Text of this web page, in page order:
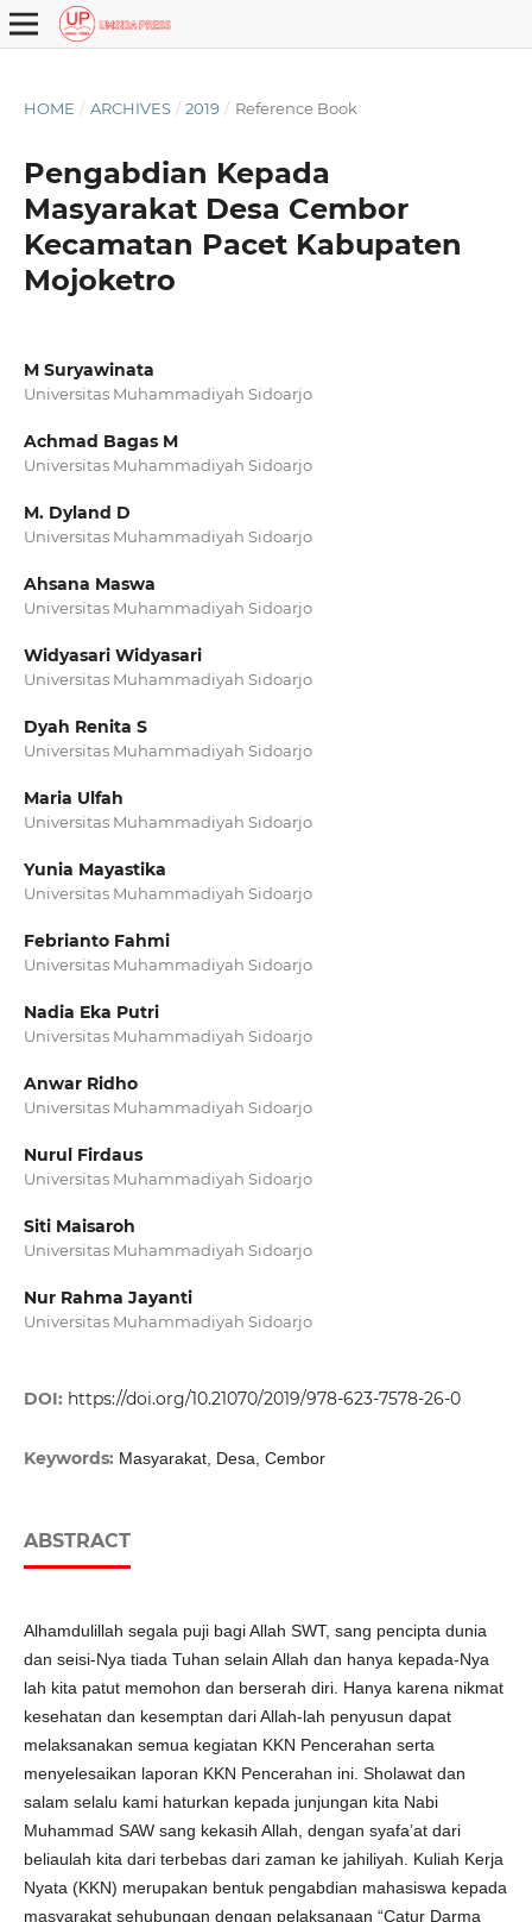
HOME / ARCHIVES / 2019 / Reference Book
Pengabdian Kepada
Masyarakat Desa Cembor
Kecamatan Pacet Kabupaten
Mojoketro
M Suryawinata
Universitas Muhammadiyah Sidoarjo
Achmad Bagas M
Universitas Muhammadiyah Sidoarjo
M. Dyland D
Universitas Muhammadiyah Sidoarjo
Ahsana Maswa
Universitas Muhammadiyah Sidoarjo
Widyasari Widyasari
Universitas Muhammadiyah Sidoarjo
Dyah Renita S
Universitas Muhammadiyah Sidoarjo
Maria Ulfah
Universitas Muhammadiyah Sidoarjo
Yunia Mayastika
Universitas Muhammadiyah Sidoarjo
Febrianto Fahmi
Universitas Muhammadiyah Sidoarjo
Nadia Eka Putri
Universitas Muhammadiyah Sidoarjo
Anwar Ridho
Universitas Muhammadiyah Sidoarjo
Nurul Firdaus
Universitas Muhammadiyah Sidoarjo
Siti Maisaroh
Universitas Muhammadiyah Sidoarjo
Nur Rahma Jayanti
Universitas Muhammadiyah Sidoarjo
DOI: https://doi.org/10.21070/2019/978-623-7578-26-0
Keywords: Masyarakat, Desa, Cembor
ABSTRACT
Alhamdulillah segala puji bagi Allah SWT, sang pencipta dunia
dan seisi-Nya tiada Tuhan selain Allah dan hanya kepada-Nya
lah kita patut memohon dan berserah diri. Hanya karena nikmat
kesehatan dan kesemptan dari Allah-lah penyusun dapat
melaksanakan semua kegiatan KKN Pencerahan serta
menyelesaikan laporan KKN Pencerahan ini. Sholawat dan
salam selalu kami haturkan kepada junjungan kita Nabi
Muhammad SAW sang kekasih Allah, dengan syafa’at dari
beliaulah kita dari terbebas dari zaman ke jahiliyah. Kuliah Kerja
Nyata (KKN) merupakan bentuk pengabdian mahasiswa kepada
masyarakat sehubungan dengan pelaksanaan “Catur Darma